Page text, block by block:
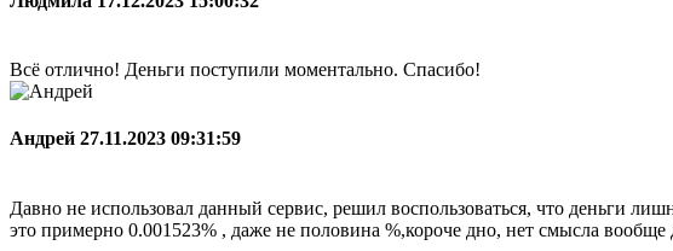
Всё отлично! Деньги поступили моментально. Спасибо!
Андрей 27.11.2023 09:31:59
Давно не использовал данный сервис, решил воспользоваться, что деньги
это примерно 0.001523% , даже не половина %,короче дно, нет смысла вообще